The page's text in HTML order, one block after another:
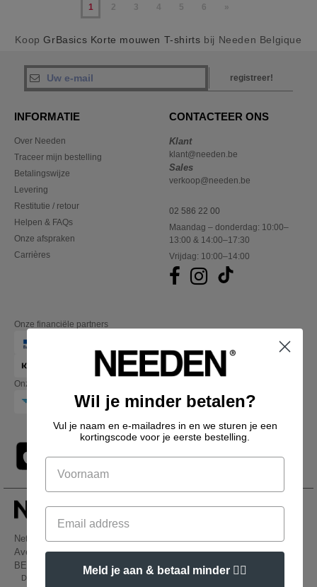
1 2 3 4 5 6 »
KoopGrBasics Korte mouwen T-shirts bij Needen Belgique
registreer!
INFORMATIE
Over Needen
Traceer mijn bestelling
Betalingswijze
Levering
Restitutie / retour
Helpen & FAQs
Onze afspraken
Carrières
CONTACTEER ONS
Klant
klant@needen.be
Sales
verkoop@needen.be
02 586 22 00
Maandag – donderdag: 10:00–
13:00 & 14:00–17:30
Vrijdag: 10:00–14:00
Onze financiële partners
Onze transporteurs
Netenders Belgium SRL
Avenue Hermann-Debroux 54, 1160, Bruxelles
BE61 3632 1629 8017
Dit is GEEN retouradres. Voor retourzending, zie hier
Wil je minder betalen?
Vul je naam en e-mailadres in en we sturen je een
kortingscode voor je eerste bestelling.
Meld je aan & betaal minder 👍🏼